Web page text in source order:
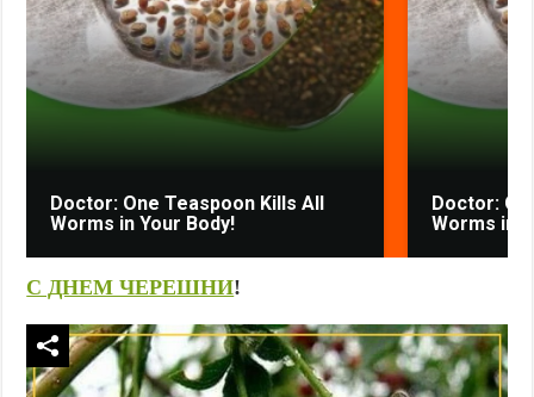
Doctor: One Teaspoon Kills All
Worms in Your Body!
Doctor:
Worms in
С ДНЕМ ЧЕРЕШНИ!